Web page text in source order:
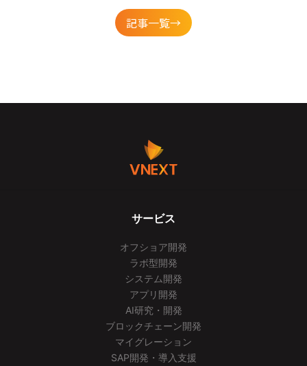
記事一覧→
サービス
オフショア開発
ラボ型開発
システム開発
アプリ開発
AI研究・開発
ブロックチェーン開発
マイグレーション
SAP開発・導入支援